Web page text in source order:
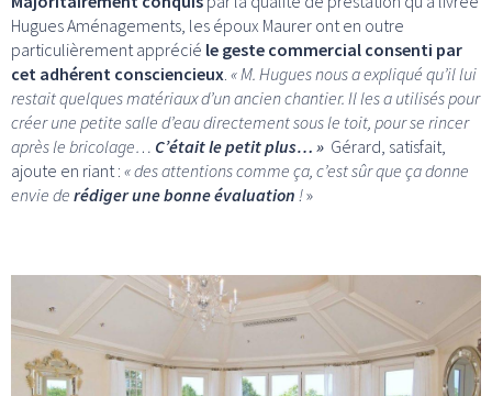
Hugues Aménagements, les époux Maurer ont en outre
particulièrement apprécié le geste commercial consenti par
cet adhérent consciencieux. « M. Hugues nous a expliqué qu’il lui
restait quelques matériaux d’un ancien chantier. Il les a utilisés pour
créer une petite salle d’eau directement sous le toit, pour se rincer
après le bricolage… C’était le petit plus… » Gérard, satisfait,
ajoute en riant : « des attentions comme ça, c’est sûr que ça donne
envie de rédiger une bonne évaluation !»